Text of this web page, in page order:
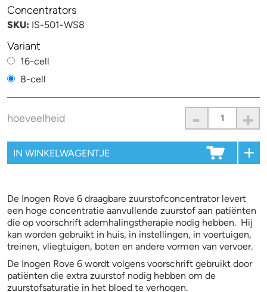
Concentrators
SKU: IS-501-WS8
Variant
16-cell
8-cell
hoeveelheid - +
De Inogen Rove 6 draagbare zuurstofconcentrator levert
een hoge concentratie aanvullende zuurstof aan patiënten
die op voorschrift ademhalingstherapie nodig hebben. Hij
kan worden gebruikt in huis, in instellingen, in voertuigen,
treinen, vliegtuigen, boten en andere vormen van vervoer.
De Inogen Rove 6 wordt volgens voorschrift gebruikt door
patiënten die extra zuurstof nodig hebben om de
zuurstofsaturatie in het bloed te verhogen.